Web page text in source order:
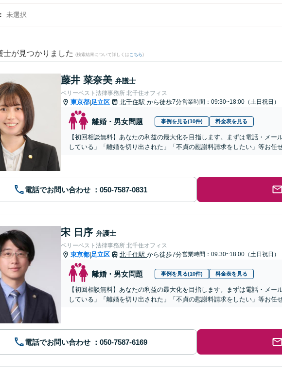
未選択
士が見つかりました (検索結果について詳しくは こちら)
藤井 菜奈美 弁護士
ベリーベスト法律事務所 北千住オフィス
東京都|足立区 北千住駅 から徒歩7分営業時間：09:30~18:00（土日祝日）
離婚・男女問題 事例を見る(10件) 料金表を見る
【初回相談無料】あなたの利益の最大化を目指します。まずは電話・メ
している」「離婚を切り出された」「不貞の慰謝料請求をしたい」等お任
電話でお問い合わせ
宋 日序 弁護士
ベリーベスト法律事務所 北千住オフィス
東京都|足立区 北千住駅 から徒歩7分営業時間：09:30~18:00（土日祝日）
離婚・男女問題 事例を見る(10件) 料金表を見る
【初回相談無料】あなたの利益の最大化を目指します。まずは電話・メ
している」「離婚を切り出された」「不貞の慰謝料請求をしたい」等お任
電話でお問い合わせ